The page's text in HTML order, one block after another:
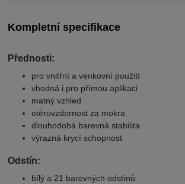
Kompletní specifikace
Přednosti:
pro vnitřní a venkovní použití
vhodná i pro přímou aplikaci
matný vzhled
otěruvzdornost za mokra
dlouhodobá barevná stabilita
výrazná krycí schopnost
Odstín:
bílý a 21 barevných odstínů